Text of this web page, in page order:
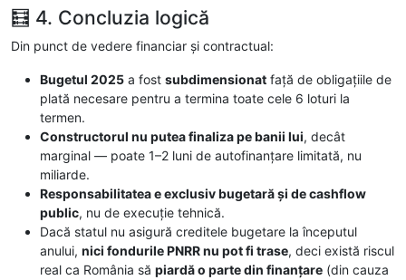
🧮 4. Concluzia logică
Din punct de vedere financiar și contractual:
Bugetul 2025 a fost subdimensionat față de obligațiile de
plată necesare pentru a termina toate cele 6 loturi la
termen.
Constructorul nu putea finaliza pe banii lui, decât
marginal — poate 1–2 luni de autofinanțare limitată, nu
miliarde.
Responsabilitatea e exclusiv bugetară și de cashflow
public, nu de execuție tehnică.
Dacă statul nu asigură creditele bugetare la începutul
anului, nici fondurile PNRR nu pot fi trase, deci există riscul
real ca România să piardă o parte din finanțare (din cauza